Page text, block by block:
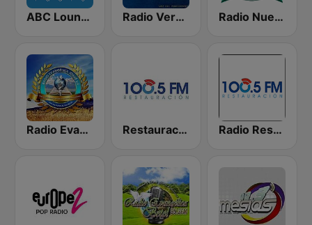
ABC Lounge Jazz Radio Verdad 95.7 FM Radio Nueva Jerusalem
Radio Evangélica Josué Restauración 100.5 FM Radio Restauracion